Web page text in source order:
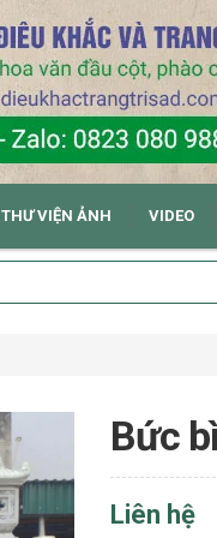
THƯ VIỆN ẢNH VIDEO
Bức
Liên hệ